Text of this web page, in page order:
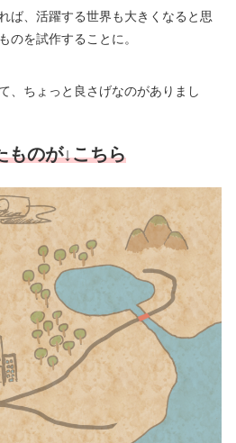
ば、活躍する世界も大きくなると思
のを試作することに。
、ちょっと良さげなのがありまし
ものが↓こちら